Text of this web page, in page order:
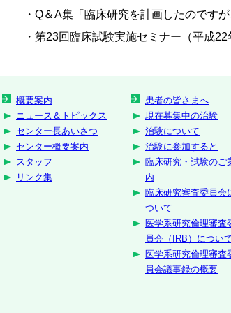
・Q＆A集「臨床研究を計画したのです
・第23回臨床試験実施セミナー（平成
概要案内
ニュース＆トピックス
センター長あいさつ
センター概要案内
スタッフ
リンク集
患者の皆さまへ
現在募集中の治験
治験について
治験に参加すると
臨床研究・試験のご
内
臨床研究審査委員会
ついて
医学系研究倫理審査
員会（IRB）につい
医学系研究倫理審査
員会議事録の概要